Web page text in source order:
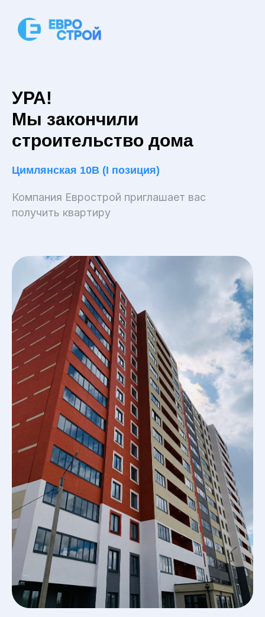
УРА!
Мы закончили
строительство дома
Цимлянская 10В (I позиция)
Компания Еврострой приглашает вас
получить квартиру